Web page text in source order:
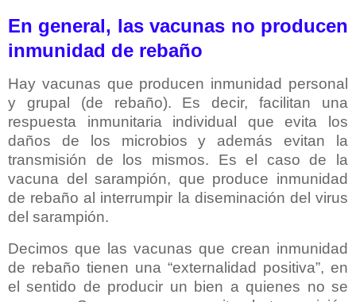
En general, las vacunas no producen
inmunidad de rebaño
Hay vacunas que producen inmunidad personal
y grupal (de rebaño). Es decir, facilitan una
respuesta inmunitaria individual que evita los
daños de los microbios y además evitan la
transmisión de los mismos. Es el caso de la
vacuna del sarampión, que produce inmunidad
de rebaño al interrumpir la diseminación del virus
del sarampión.
Decimos que las vacunas que crean inmunidad
de rebaño tienen una “externalidad positiva”, en
el sentido de producir un bien a quienes no se